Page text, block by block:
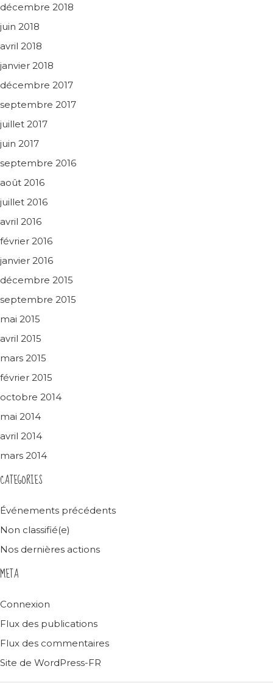
décembre 2018
juin 2018
avril 2018
janvier 2018
décembre 2017
septembre 2017
juillet 2017
juin 2017
septembre 2016
août 2016
juillet 2016
avril 2016
février 2016
janvier 2016
décembre 2015
septembre 2015
mai 2015
avril 2015
mars 2015
février 2015
octobre 2014
mai 2014
avril 2014
mars 2014
CATEGORIES
Événements précédents
Non classifié(e)
Nos dernières actions
META
Connexion
Flux des publications
Flux des commentaires
Site de WordPress-FR